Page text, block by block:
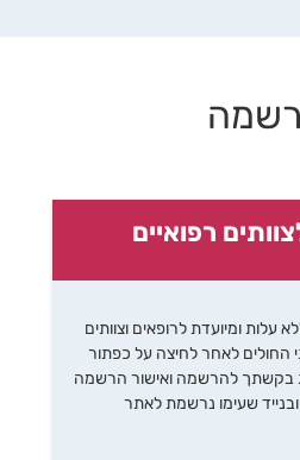
רפואיים
ומיועדת לרופאים וצוותים
החולים לאחר לחיצה על כפתור
בקשתך להרשמה ואישור הרשמה
ובנייד שעימו נרשמת לאתר